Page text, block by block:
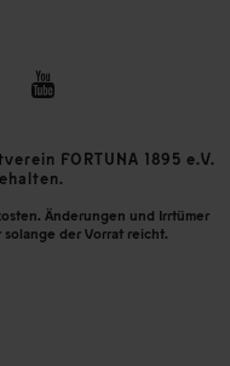
FORTUNA 1895 e.V.
Änderungen und Irrtümer
der Vorrat reicht.